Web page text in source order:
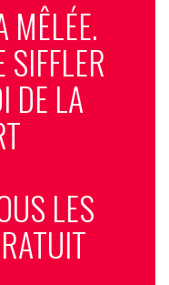
MÊLÉE.
SIFFLER
DE LA
LES